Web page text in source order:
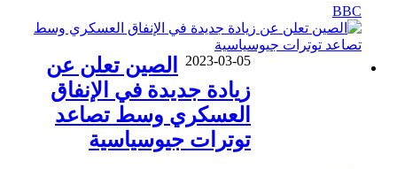
BBC
2023-03-05
الصين تعلن عن
زيادة جديدة في الإنفاق
العسكري وسط تصاعد
توترات جيوسياسية